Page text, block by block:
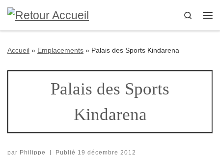
Passer au contenu
Search
Accueil » Emplacements » Palais des Sports Kindarena
Palais des Sports
Kindarena
par Philippe Publié 19 décembre 2012